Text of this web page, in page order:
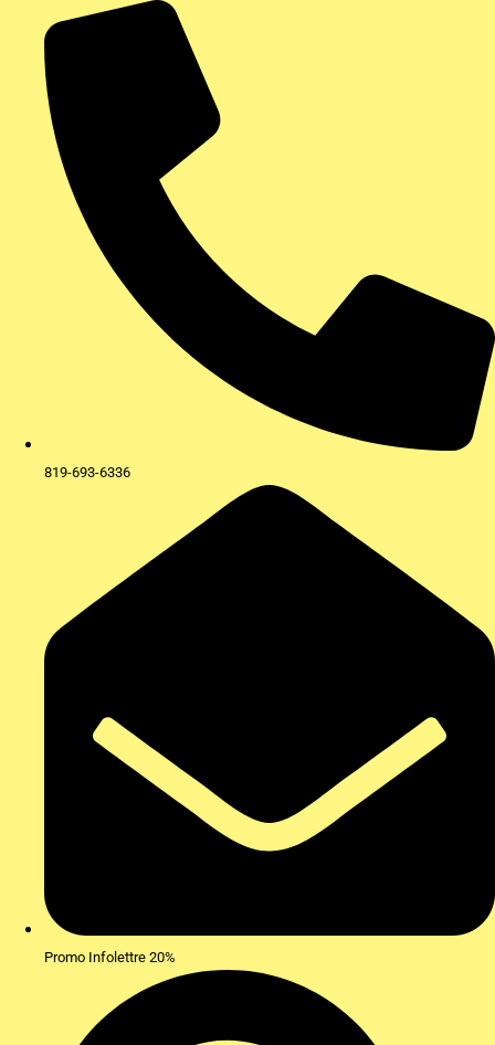
contenu
819-693-6336
Promo Infolettre 20%